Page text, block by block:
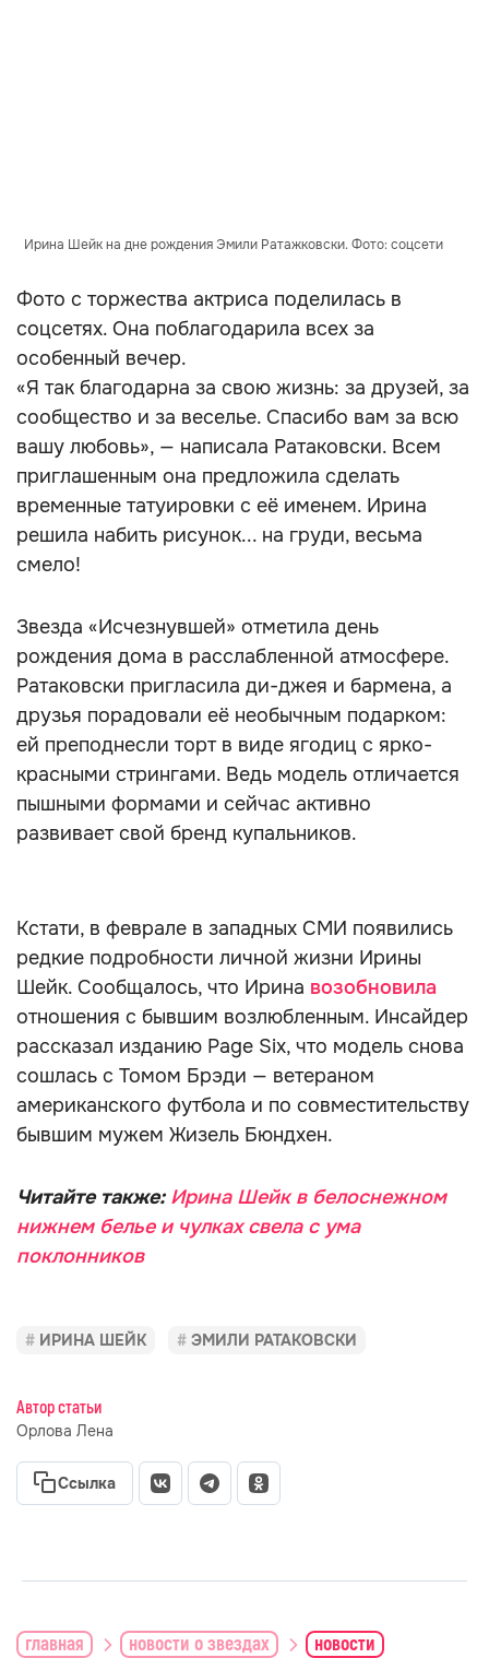
Ирина Шейк на дне рождения Эмили Ратажковски. Фото: соцсети
Фото с торжества актриса поделилась в
соцсетях. Она поблагодарила всех за
особенный вечер.
«Я так благодарна за свою жизнь: за друзей, за
сообщество и за веселье. Спасибо вам за всю
вашу любовь», — написала Ратаковски. Всем
приглашенным она предложила сделать
временные татуировки с её именем. Ирина
решила набить рисунок... на груди, весьма
смело!
Звезда «Исчезнувшей» отметила день
рождения дома в расслабленной атмосфере.
Ратаковски пригласила ди-джея и бармена, а
друзья порадовали её необычным подарком:
ей преподнесли торт в виде ягодиц с ярко-
красными стрингами. Ведь модель отличается
пышными формами и сейчас активно
развивает свой бренд купальников.
Кстати, в феврале в западных СМИ появились
редкие подробности личной жизни Ирины
Шейк. Сообщалось, что Ирина возобновила
отношения с бывшим возлюбленным. Инсайдер
рассказал изданию Page Six, что модель снова
сошлась с Томом Брэди — ветераном
американского футбола и по совместительству
бывшим мужем Жизель Бюндхен.
Читайте также: Ирина Шейк в белоснежном
нижнем белье и чулках свела с ума
поклонников
ИРИНА ШЕЙК ЭМИЛИ РАТАКОВСКИ
Автор статьи
Орлова Лена
Ссылка
главная новости о звездах новости